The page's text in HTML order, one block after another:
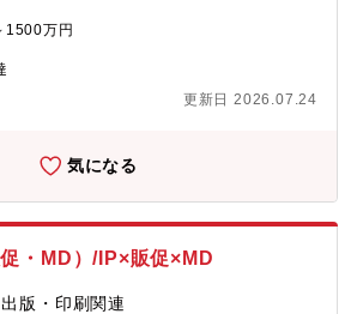
現する購買業務を推進していただきます。■
条件など）の交渉■サプライヤー開拓・新規
メーカー、商社、卸、パッカー、工場、物
質・納期管理■受発注業務・社内からの受注
する同社において、購買は事業運営の中核
きます。■商品開発にも関われるバイヤー商
品登録業務■新規取引先開拓業務■マネジメン
1500万円
更新日 2026.07.24
気になる
・MD）/IP×販促×MD
版・印刷関連